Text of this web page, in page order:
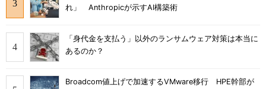
れ」 Anthropicが示すAI構築術
「身代金を支払う」以外のランサムウェア対策は本当に
あるのか？
Broadcom値上げで加速するVMware移行 HPE幹部が